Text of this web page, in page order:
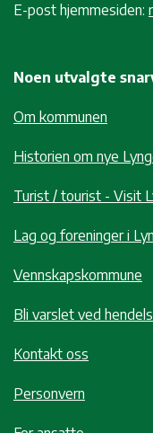
E-post hjemmesiden:
Noen utvalgte
Om kommunen
Historien om nye
Turist / tourist - Visit
Lag og foreninger i
Vennskapskommune
Bli varslet ved
Kontakt oss
Personvern